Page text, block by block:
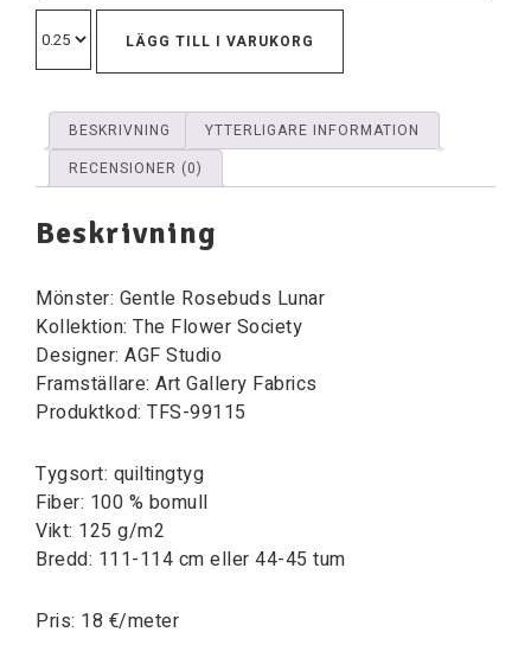
LÄGG TILL I VARUKORG
BESKRIVNING
YTTERLIGARE INFORMATION
RECENSIONER (0)
Beskrivning
Mönster: Gentle Rosebuds Lunar
Kollektion: The Flower Society
Designer: AGF Studio
Framställare: Art Gallery Fabrics
Produktkod: TFS-99115
Tygsort: quiltingtyg
Fiber: 100 % bomull
Vikt: 125 g/m2
Bredd: 111-114 cm eller 44-45 tum
Pris: 18 €/meter